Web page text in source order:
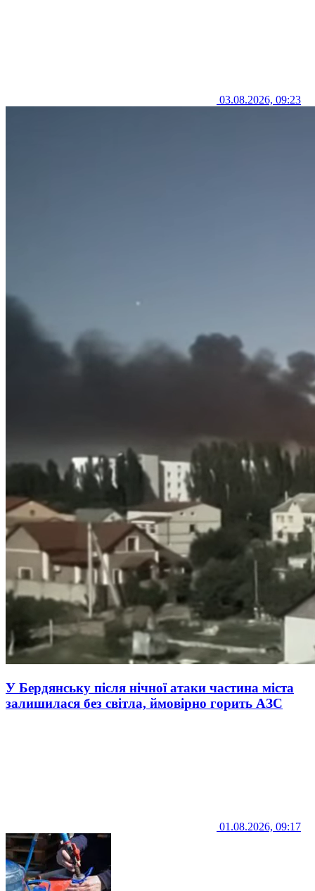
03.08.2026, 09:23
У Бердянську після нічної атаки частина міста
залишилася без світла, ймовірно горить АЗС
01.08.2026, 09:17